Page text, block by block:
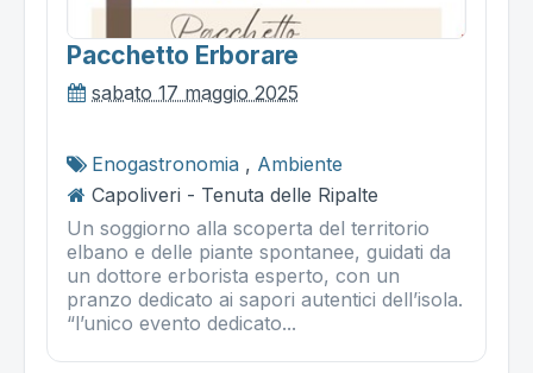
Pacchetto Erborare
sabato 17 maggio 2025
Enogastronomia , Ambiente
Capoliveri - Tenuta delle Ripalte
Un soggiorno alla scoperta del territorio
elbano e delle piante spontanee, guidati da
un dottore erborista esperto, con un
pranzo dedicato ai sapori autentici dell’isola.
“l’unico evento dedicato...